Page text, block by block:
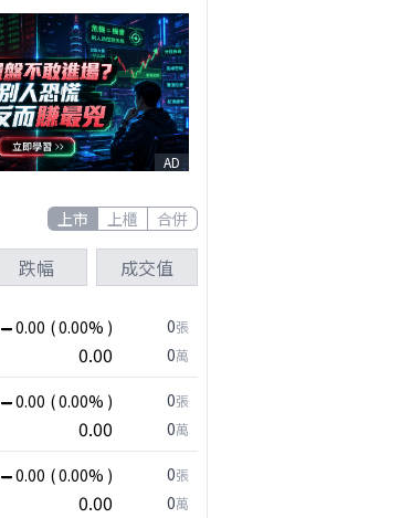
AD
上市 上櫃 合併
跌幅 成交值
0.00 ( 0.00% )
0.00
0張
0萬
0.00 ( 0.00% )
0.00
0張
0萬
0.00 ( 0.00% )
0.00
0張
0萬